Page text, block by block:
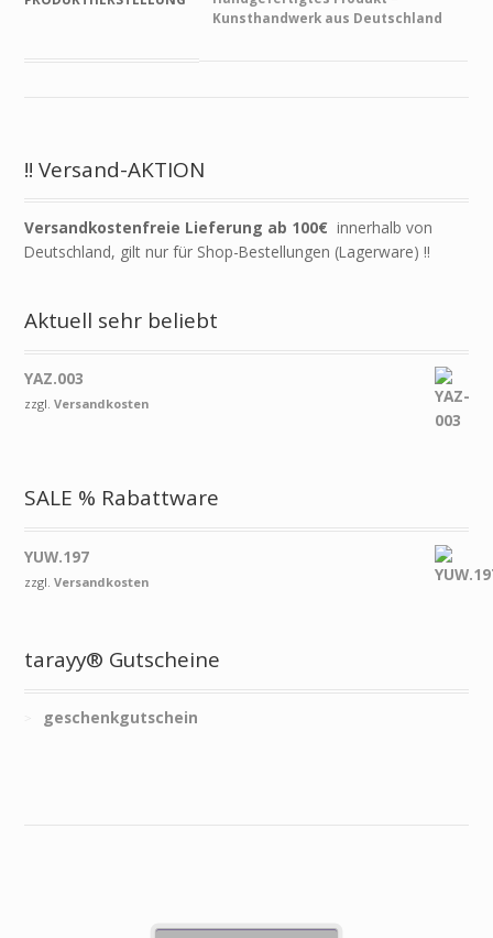
Kunsthandwerk aus Deutschland
!! Versand-AKTION
Versandkostenfreie Lieferung ab 100€ innerhalb von
Deutschland, gilt nur für Shop-Bestellungen (Lagerware) !!
Aktuell sehr beliebt
YAZ.003
zzgl.Versandkosten
SALE % Rabattware
YUW.197
zzgl.Versandkosten
tarayy® Gutscheine
geschenkgutschein